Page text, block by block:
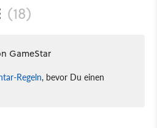
(18)
GameStar
Regeln, bevor Du einen